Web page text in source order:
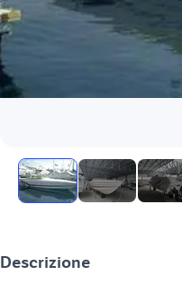
Descrizione